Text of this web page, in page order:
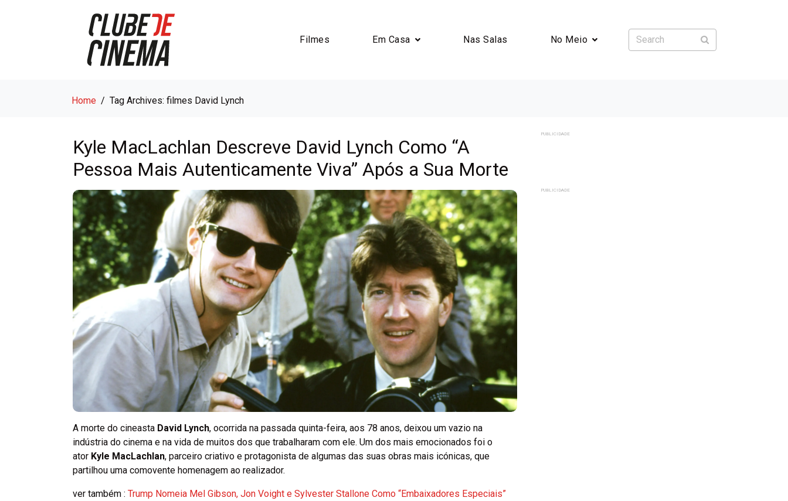
Filmes Em Casa Nas Salas No Meio
Home Tag Archives: filmes David Lynch
Kyle MacLachlan Descreve David Lynch Como “A
Pessoa Mais Autenticamente Viva” Após a Sua Morte
A morte do cineasta David Lynch, ocorrida na passada quinta-feira, aos 78 anos, deixou um vazio na
indústria do cinema e na vida de muitos dos que trabalharam com ele. Um dos mais emocionados foi o
ator Kyle MacLachlan, parceiro criativo e protagonista de algumas das suas obras mais icónicas, que
partilhou uma comovente homenagem ao realizador.
ver também : Trump Nomeia Mel Gibson, Jon Voight e Sylvester Stallone Como “Embaixadores Especiais”
PUBLICIDADE
PUBLICIDADE